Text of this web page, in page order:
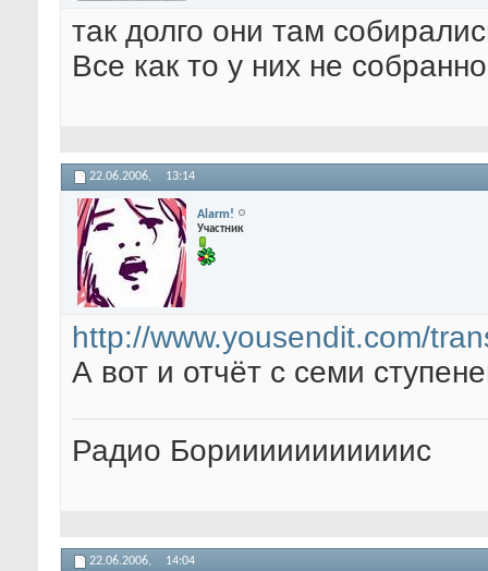
так долго они там
Все как то у них не
22.06.2006, 13:14
Alarm!
Участник
http://www.yousendit.com/
А вот и отчёт с семи
Радио Борииииииииииис
22.06.2006, 14:04